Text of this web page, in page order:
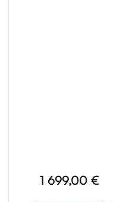
1 699,00 €